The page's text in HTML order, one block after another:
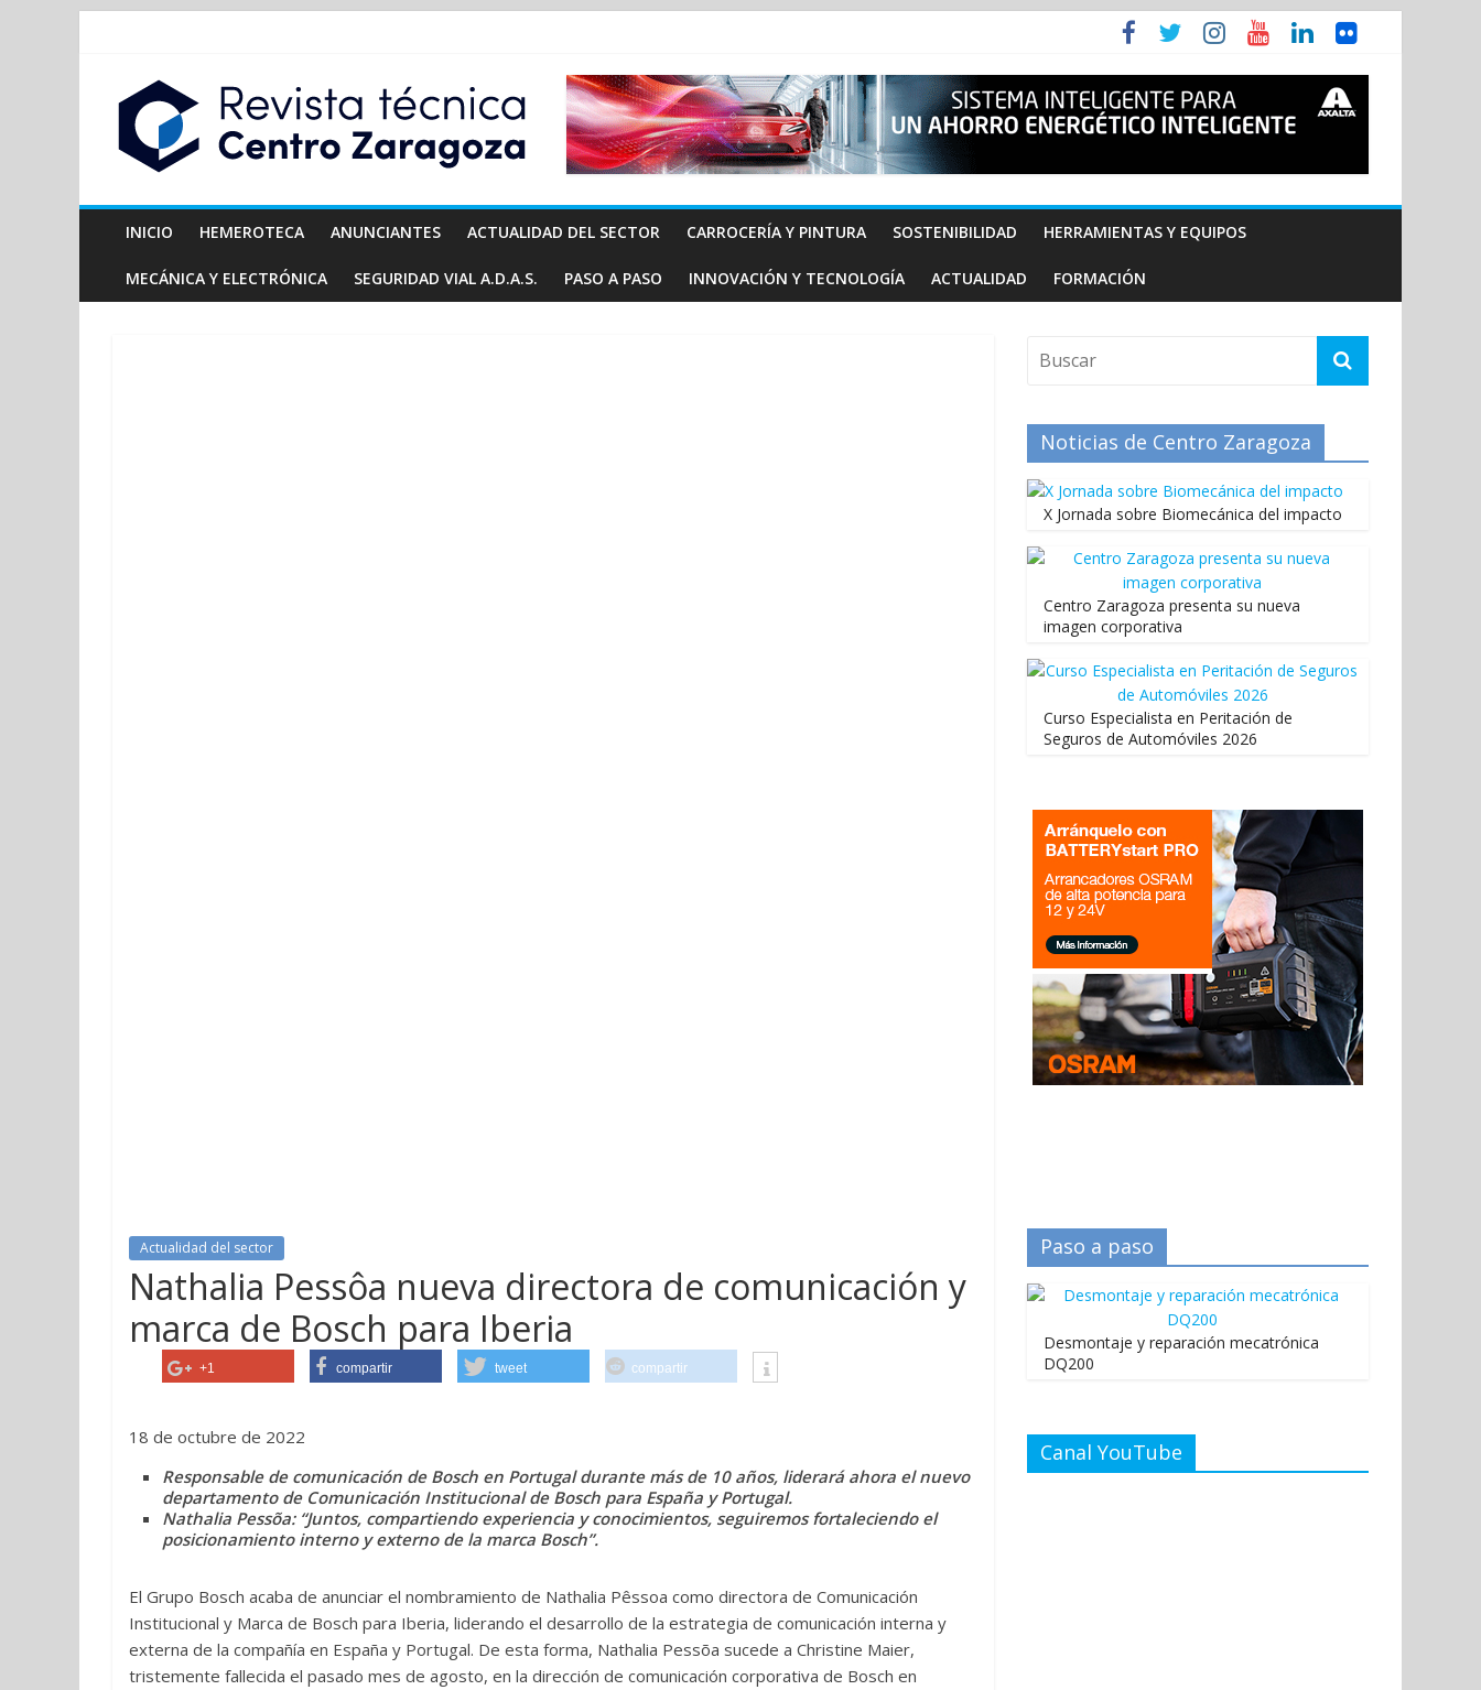
INICIO HEMEROTECA ANUNCIANTES ACTUALIDAD DEL SECTOR CARROCERÍA Y PINTURA SOSTENIBILIDAD HERRAMIENTAS Y EQUIPOS
MECÁNICA Y ELECTRÓNICA SEGURIDAD VIAL A.D.A.S. PASO A PASO INNOVACIÓN Y TECNOLOGÍA ACTUALIDAD FORMACIÓN
Actualidad del sector
Nathalia Pessôa nueva directora de comunicación y
marca de Bosch para Iberia
+1 compartir tweet compartir
18 de octubre de 2022
Responsable de comunicación de Bosch en Portugal durante más de 10 años, liderará ahora el nuevo
departamento de Comunicación Institucional de Bosch para España y Portugal.
Nathalia Pessõa: “Juntos, compartiendo experiencia y conocimientos, seguiremos fortaleciendo el
posicionamiento interno y externo de la marca Bosch”.
El Grupo Bosch acaba de anunciar el nombramiento de Nathalia Pêssoa como directora de Comunicación
Institucional y Marca de Bosch para Iberia, liderando el desarrollo de la estrategia de comunicación interna y
externa de la compañía en España y Portugal. De esta forma, Nathalia Pessõa sucede a Christine Maier,
tristemente fallecida el pasado mes de agosto, en la dirección de comunicación corporativa de Bosch en
Noticias de Centro Zaragoza
X Jornada sobre Biomecánica del impacto
Centro Zaragoza presenta su nueva
imagen corporativa
Curso Especialista en Peritación de
Seguros de Automóviles 2026
Paso a paso
Desmontaje y reparación mecatrónica
DQ200
Canal YouTube